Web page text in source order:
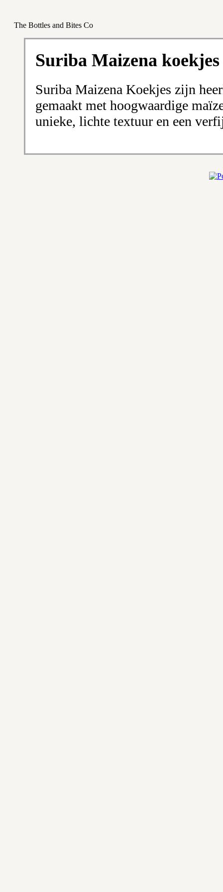
The Bottles and Bites Co
Suriba Maizena koekjes
Suriba Maizena Koekjes zijn
gemaakt met hoogwaardige
unieke, lichte textuur en een